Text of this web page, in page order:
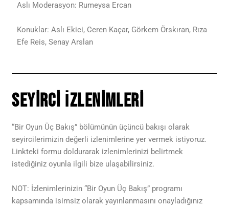
Aslı Moderasyon: Rumeysa Ercan
Konuklar: Aslı Ekici, Ceren Kaçar, Görkem Örskıran, Rıza
Efe Reis, Senay Arslan
Seyirci İzlenimleri
“Bir Oyun Üç Bakış” bölümünün üçüncü bakışı olarak
seyircilerimizin değerli izlenimlerine yer vermek istiyoruz.
Linkteki formu doldurarak izlenimlerinizi belirtmek
istediğiniz oyunla ilgili bize ulaşabilirsiniz.
NOT: İzlenimlerinizin “Bir Oyun Üç Bakış” programı
kapsamında isimsiz olarak yayınlanmasını onayladığınız